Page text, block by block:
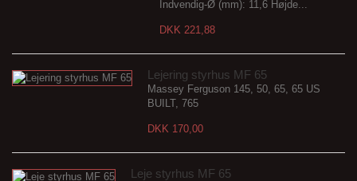
Indvendig-Ø (mm): 11,6 Højde...
DKK 221,88
Lejering styrhus MF 65
Massey Ferguson 145, 50, 65, 65 US
BUILT, 765
DKK 170,00
Leje styrhus MF 65